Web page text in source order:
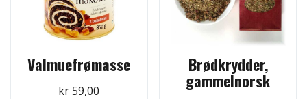
Valmuefrømasse
kr59,00
Brødkrydder,
gammelnorsk